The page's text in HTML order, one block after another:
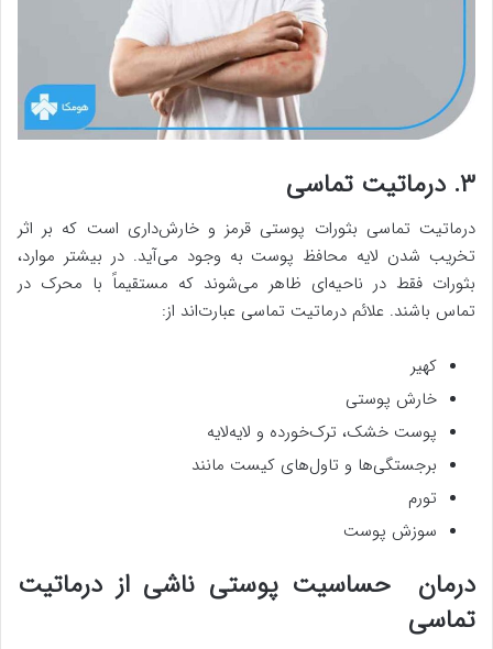
۳. درماتیت تماسی
درماتیت تماسی بثورات پوستی قرمز و خارش‌داری است که بر اثر
تخریب شدن لایه محافظ پوست به وجود می‌آید. در بیشتر موارد،
بثورات فقط در ناحیه‌ای ظاهر می‌شوند که مستقیماً با محرک در
تماس باشند. علائم درماتیت تماسی عبارت‌اند از:
کهیر
خارش پوستی
پوست خشک، ترک‌خورده و لایه‌لایه
برجستگی‌ها و تاول‌های کیست مانند
تورم
سوزش پوست
درمان حساسیت پوستی ناشی از درماتیت
تماسی